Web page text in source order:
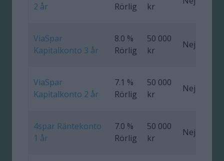
2 år Rörlig kr
ViaSpar
Kapitalkonto 3 år
8.0 %
Rörlig
50 000
kr
Nej
ViaSpar
Kapitalkonto 2 år
7.1 %
Rörlig
50 000
kr
Nej
4spar Räntekonto
1 år
7.0 %
Rörlig
50 000
kr
Nej